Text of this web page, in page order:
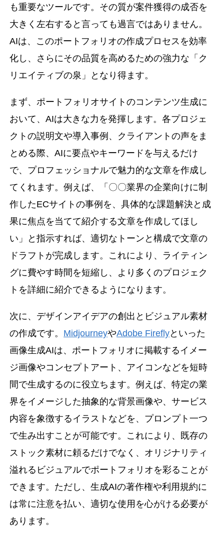
も重要なツールです。その質が案件獲得の成否を
大きく左右すると言っても過言ではありません。
AIは、このポートフォリオの作成プロセスを効率
化し、さらにその品質を高めるための強力な「ク
リエイティブの泉」となり得ます。
まず、ポートフォリオサイトのコンテンツ生成に
おいて、AIは大きな力を発揮します。各プロジェ
クトの説明文や導入事例、クライアントの声をま
とめる際、AIに要点やキーワードを与えるだけ
で、プロフェッショナルで魅力的な文章を作成し
てくれます。例えば、「〇〇業界の企業向けに制
作したECサイトの事例を、具体的な課題解決と成
果に焦点を当てて紹介する文章を作成してほし
い」と指示すれば、適切なトーンと構成で文章の
ドラフトが完成します。これにより、ライティン
グに費やす時間を短縮し、より多くのプロジェク
トを詳細に紹介できるようになります。
次に、デザインアイデアの創出とビジュアル素材
の作成です。 MidjourneyやAdobe Fireflyといった
画像生成AIは、ポートフォリオに掲載するイメー
ジ画像やコンセプトアート、アイコンなどを短時
間で生成するのに役立ちます。例えば、特定の業
界をイメージした抽象的な背景画像や、サービス
内容を象徴するイラストなどを、プロンプト一つ
で生み出すことが可能です。これにより、既存の
ストック素材に頼るだけでなく、オリジナリティ
溢れるビジュアルでポートフォリオを彩ることが
できます。ただし、生成AIの著作権や利用規約に
は常に注意を払い、適切な使用を心がける必要が
あります。